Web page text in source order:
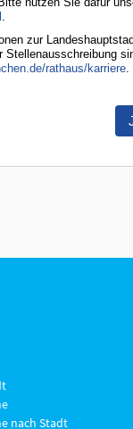
nach Stadt